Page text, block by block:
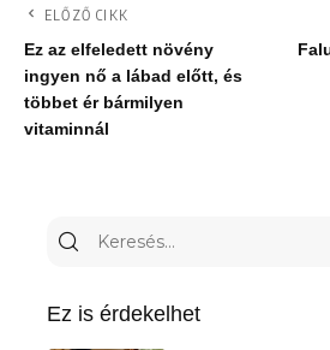
ELŐZŐ CIKK
Ez az elfeledett növény
ingyen nő a lábad előtt, és
többet ér bármilyen
vitaminnál
Keresés
Ez is érdekelhet